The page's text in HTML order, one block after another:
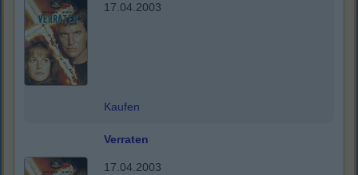
17.04.2003
Kaufen
Verraten
17.04.2003